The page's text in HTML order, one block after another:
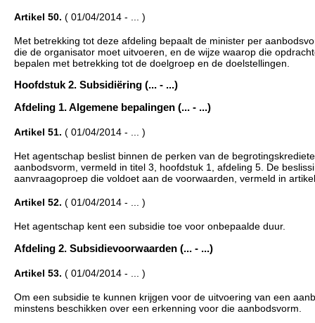
Artikel 50. ( 01/04/2014 - ... )
Met betrekking tot deze afdeling bepaalt de minister per
die de organisator moet uitvoeren, en de wijze waarop die
bepalen met betrekking tot de doelgroep en de doelstellingen.
Hoofdstuk 2. Subsidiëring (... - ...)
Afdeling 1. Algemene bepalingen (... - ...)
Artikel 51. ( 01/04/2014 - ... )
Het agentschap beslist binnen de perken van de
aanbodsvorm, vermeld in titel 3, hoofdstuk 1, afdeling 5. De
aanvraagoproep die voldoet aan de voorwaarden, vermeld in
Artikel 52. ( 01/04/2014 - ... )
Het agentschap kent een subsidie toe voor onbepaalde duur.
Afdeling 2. Subsidievoorwaarden (... - ...)
Artikel 53. ( 01/04/2014 - ... )
Om een subsidie te kunnen krijgen voor de uitvoering van een
minstens beschikken over een erkenning voor die aanbodsvorm.